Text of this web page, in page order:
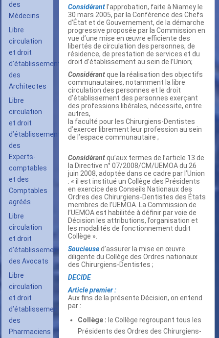
des
Médecins
Libre
circulation
et droit
d’établissement
des
Architectes
Libre
circulation
et droit
d’établissement
des
Experts-
comptables
et des
Comptables
agréés
Libre
circulation
et droit
d’établissement
des Avocats
Libre
circulation
et droit
d’établissement
des
Pharmaciens
Considérant l’approbation, faite à Niamey le
30 mars 2005, par la Conférence des Chefs
d’État et de Gouvernement, de la démarche
progressive proposée par la Commission en
vue d’une mise en œuvre efficiente des
libertés de circulation des personnes, de
résidence, de prestation de services et du
droit d’établissement au sein de l’Union;
Considérantque la réalisation des objectifs
communautaires, notamment la libre
circulation des personnes et le droit
d’établissement des personnes exerçant
des professions libérales, nécessite, entre
autres,
la faculté pour les Chirurgiens-Dentistes
d’exercer librement leur profession au sein
de l’espace communautaire ;
Considérantqu’aux termes de l’article 13 de
la Directive n° 07/2008/CM/UEMOA du 26
juin 2008, adoptée dans ce cadre par l’Union
: « il est institué un Collège des Présidents
en exercice des Conseils Nationaux des
Ordres des Chirurgiens-Dentistes des États
membres de l’UEMOA. La Commission de
l’UEMOA est habilitée à définir par voie de
Décision les attributions, l’organisation et
les modalités de fonctionnement dudit
Collège ».
Soucieused’assurer la mise en œuvre
diligente du Collège des Ordres nationaux
des Chirurgiens-Dentistes ;
DECIDE
Article premier :
Aux fins de la présente Décision, on entend
par :
Collège : le Collège regroupant tous les
Présidents des Ordres des Chirurgiens-